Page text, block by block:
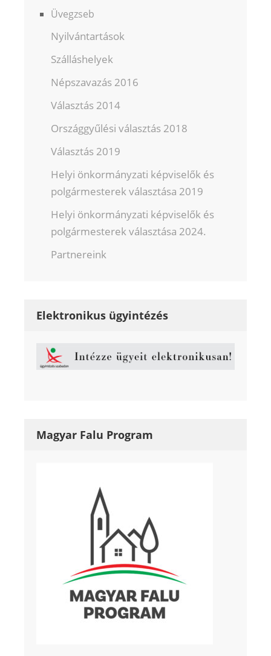
Üvegzseb
Nyilvántartások
Szálláshelyek
Népszavazás 2016
Választás 2014
Országgyűlési választás 2018
Választás 2019
Helyi önkormányzati képviselők és
polgármesterek választása 2019
Helyi önkormányzati képviselők és
polgármesterek választása 2024.
Partnereink
Elektronikus ügyintézés
Magyar Falu Program